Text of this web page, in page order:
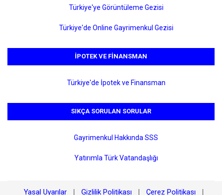
Türkiye'ye Görüntüleme Gezisi
Türkiye'de Online Gayrimenkul Gezisi
İPOTEK VE FINANSMAN
Türkiye'de İpotek ve Finansman
SIKÇA SORULAN SORULAR
Gayrimenkul Hakkında SSS
Yatırımla Türk Vatandaşlığı
Yasal Uyarılar Gizlilik Politikası Çerez Politikası